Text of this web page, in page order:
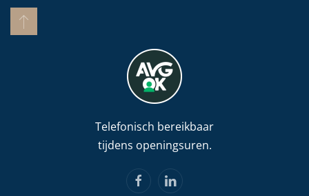
Telefonisch bereikbaar
tijdens openingsuren.